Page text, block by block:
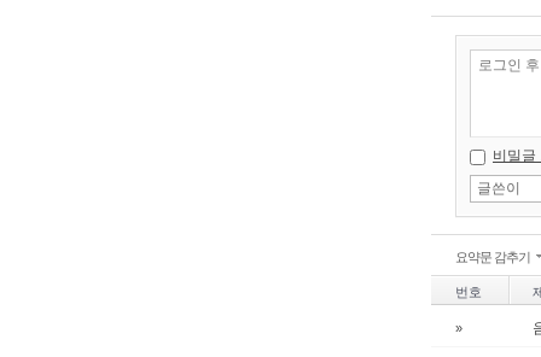
비밀글
요약문 감추기
번호
»